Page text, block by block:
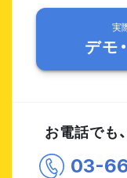
実
デモ
お電話でも
03-